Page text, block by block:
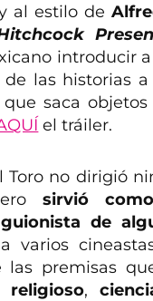
al estilo de
introducir
las historias
saca objetos
el tráiler.
Toro no dirigió
sirvió
de
varios
las premisas
religioso,